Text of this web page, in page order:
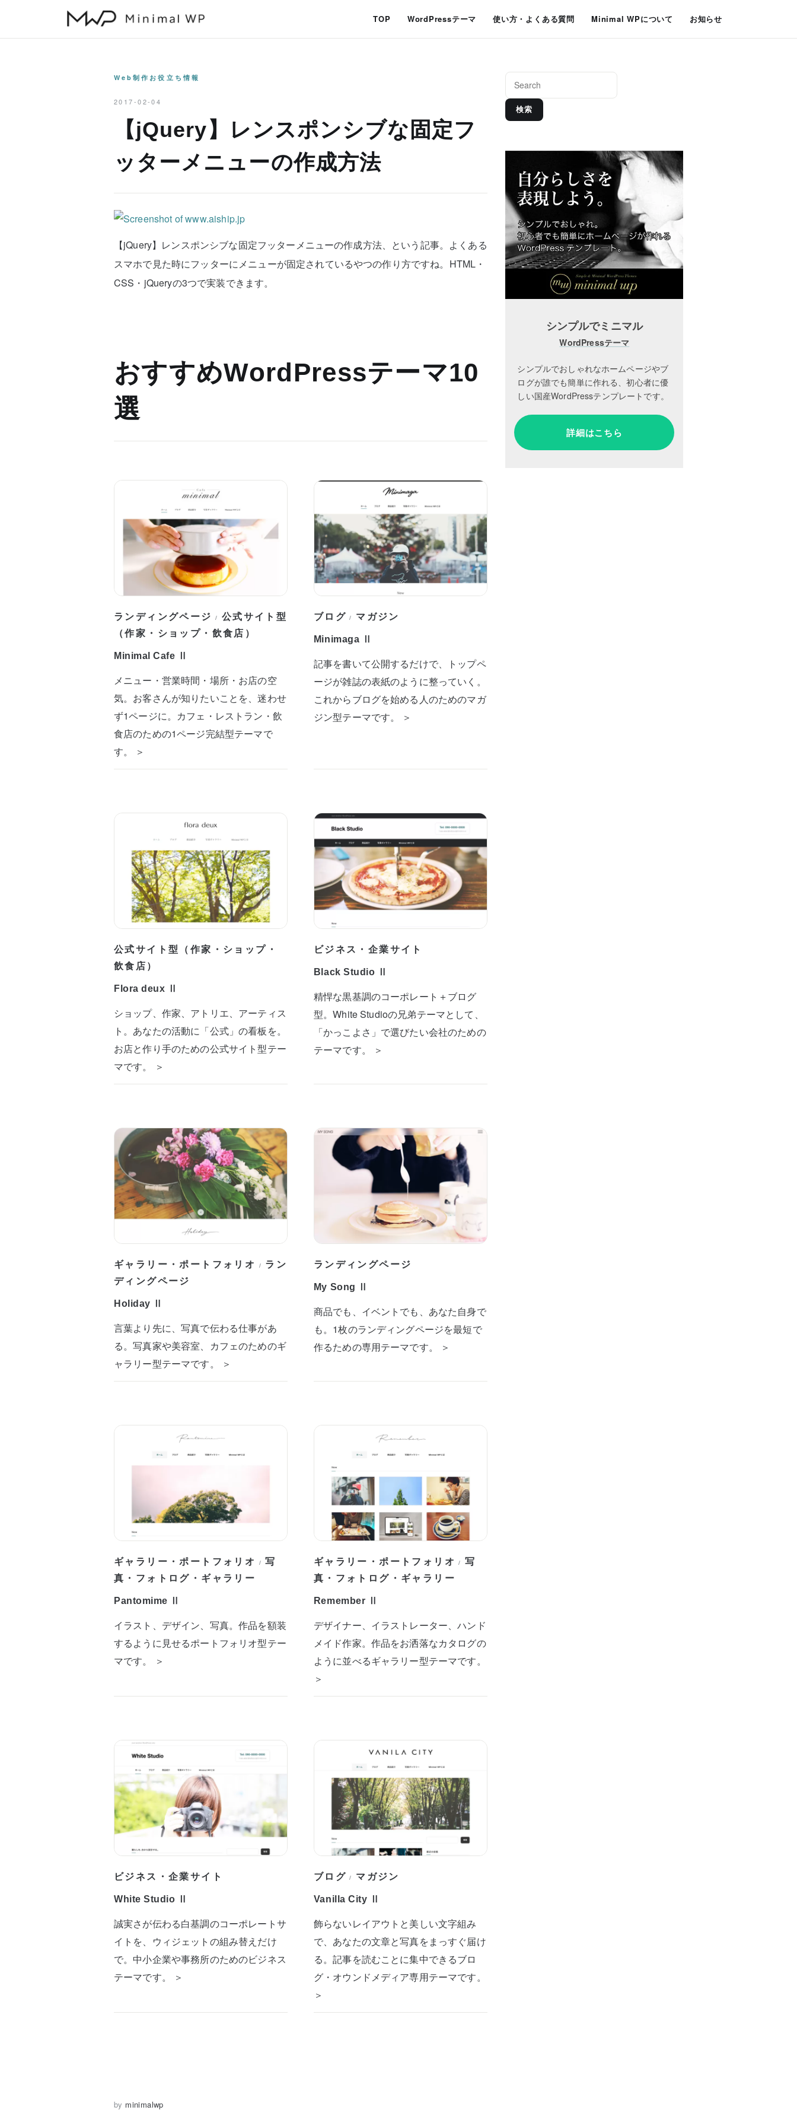
TOP WordPressテーマ 使い方・よくある質問 Minimal WPについて お知らせ
Web制作お役立ち情報
2017-02-04
【jQuery】レンスポンシブな固定フ
ッターメニューの作成方法
【jQuery】レンスポンシブな固定フッターメニューの作成方法、という記事。よくある
スマホで見た時にフッターにメニューが固定されているやつの作り方ですね。HTML・
CSS・jQueryの3つで実装できます。
おすすめWordPressテーマ10
選
ランディングページ / 公式サイト型
（作家・ショップ・飲食店）
Minimal Cafe Ⅱ
メニュー・営業時間・場所・お店の空
気。お客さんが知りたいことを、迷わせ
ず1ページに。カフェ・レストラン・飲
食店のための1ページ完結型テーマで
す。 ＞
ブログ / マガジン
Minimaga Ⅱ
記事を書いて公開するだけで、トップペ
ージが雑誌の表紙のように整っていく。
これからブログを始める人のためのマガ
ジン型テーマです。 ＞
公式サイト型（作家・ショップ・
飲食店）
Flora deux Ⅱ
ショップ、作家、アトリエ、アーティス
ト。あなたの活動に「公式」の看板を。
お店と作り手のための公式サイト型テー
マです。 ＞
ビジネス・企業サイト
Black Studio Ⅱ
精悍な黒基調のコーポレート＋ブログ
型。White Studioの兄弟テーマとして、
「かっこよさ」で選びたい会社のための
テーマです。 ＞
ギャラリー・ポートフォリオ / ラン
ディングページ
Holiday Ⅱ
言葉より先に、写真で伝わる仕事があ
る。写真家や美容室、カフェのためのギ
ャラリー型テーマです。 ＞
ランディングページ
My Song Ⅱ
商品でも、イベントでも、あなた自身で
も。1枚のランディングページを最短で
作るための専用テーマです。 ＞
ギャラリー・ポートフォリオ /写
真・フォトログ・ギャラリー
Pantomime Ⅱ
イラスト、デザイン、写真。作品を額装
するように見せるポートフォリオ型テー
マです。 ＞
ギャラリー・ポートフォリオ /写
真・フォトログ・ギャラリー
Remember Ⅱ
デザイナー、イラストレーター、ハンド
メイド作家。作品をお洒落なカタログの
ように並べるギャラリー型テーマです。
＞
ビジネス・企業サイト
White Studio Ⅱ
誠実さが伝わる白基調のコーポレートサ
イトを、ウィジェットの組み替えだけ
で。中小企業や事務所のためのビジネス
テーマです。 ＞
ブログ / マガジン
Vanilla City Ⅱ
飾らないレイアウトと美しい文字組み
で、あなたの文章と写真をまっすぐ届け
る。記事を読むことに集中できるブロ
グ・オウンドメディア専用テーマです。
＞
by minimalwp
検索
シンプルでミニマル
WordPressテーマ
シンプルでおしゃれなホームページやブ
ログが誰でも簡単に作れる、初心者に優
しい国産WordPressテンプレートです。
詳細はこちら